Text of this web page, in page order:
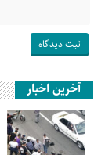
آخرین اخبار